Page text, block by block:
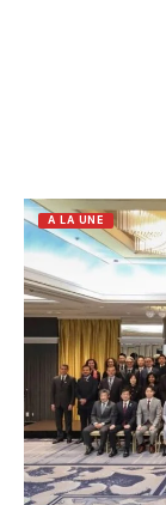
A LA UNE